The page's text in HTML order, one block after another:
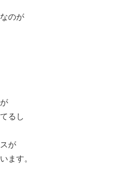
のが
るし
が
ます。